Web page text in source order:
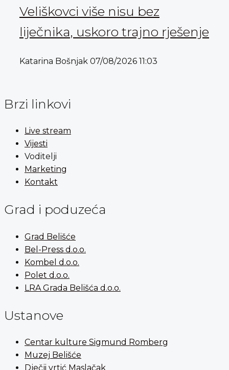
Veliškovci više nisu bez
liječnika, uskoro trajno rješenje
Katarina Bošnjak 07/08/2026 11:03
Brzi linkovi
Live stream
Vijesti
Voditelji
Marketing
Kontakt
Grad i poduzeća
Grad Belišće
Bel-Press d.o.o.
Kombel d.o.o.
Polet d.o.o.
LRA Grada Belišća d.o.o.
Ustanove
Centar kulture Sigmund Romberg
Muzej Belišće
Dječji vrtić Maslačak